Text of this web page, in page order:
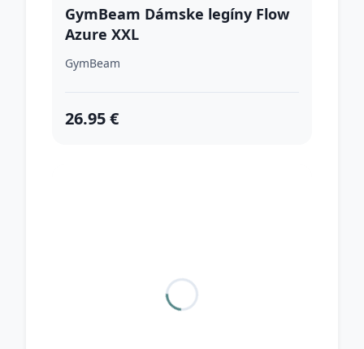
GymBeam Dámske legíny Flow
Azure XXL
GymBeam
26.95 €